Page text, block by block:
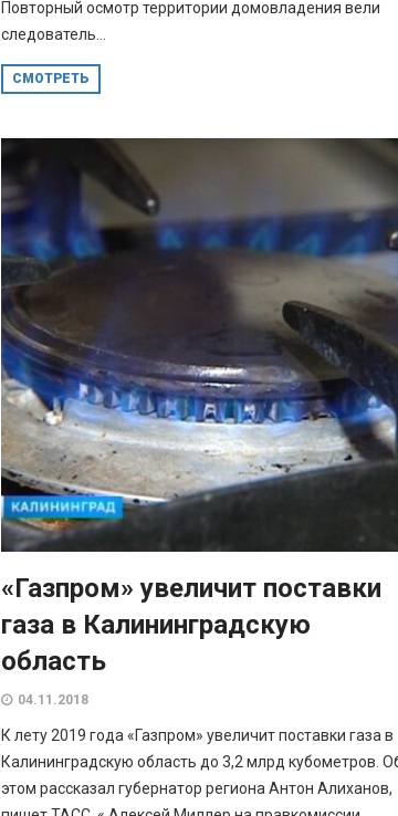
Повторный осмотр территории домовладения вели
следователь...
СМОТРЕТЬ
«Газпром» увеличит поставки
газа в Калининградскую
область
04.11.2018
К лету 2019 года «Газпром» увеличит поставки газа в
Калининградскую область до 3,2 млрд кубометров.
этом рассказал губернатор региона Антон Алиханов,